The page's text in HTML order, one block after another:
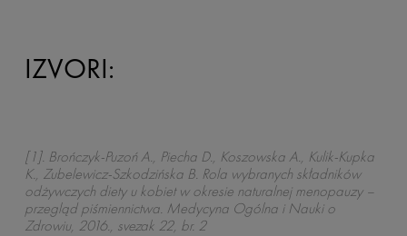
IZVORI:
[1]. Brończyk-Puzoń A., Piecha D., Koszowska A., Kulik-Kupka
K., Zubelewicz-Szkodzińska B. Rola wybranych składników
odżywczych diety u kobiet w okresie naturalnej menopauzy –
przegląd piśmiennictwa. Medycyna Ogólna i Nauki o
Zdrowiu, 2016., svezak 22, br. 2